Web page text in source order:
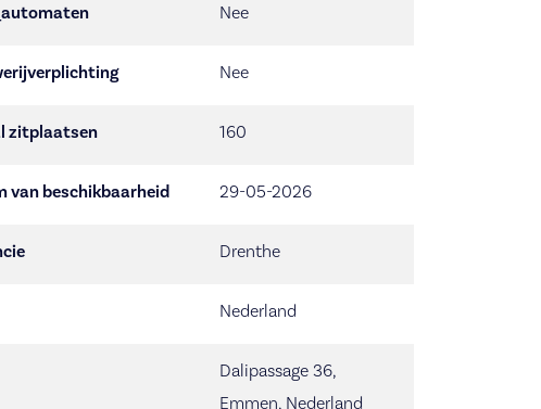
Nee
Nee
zitplaatsen 160
van beschikbaarheid 29-05-2026
Drenthe
Nederland
Dalipassage 36,
Emmen, Nederland